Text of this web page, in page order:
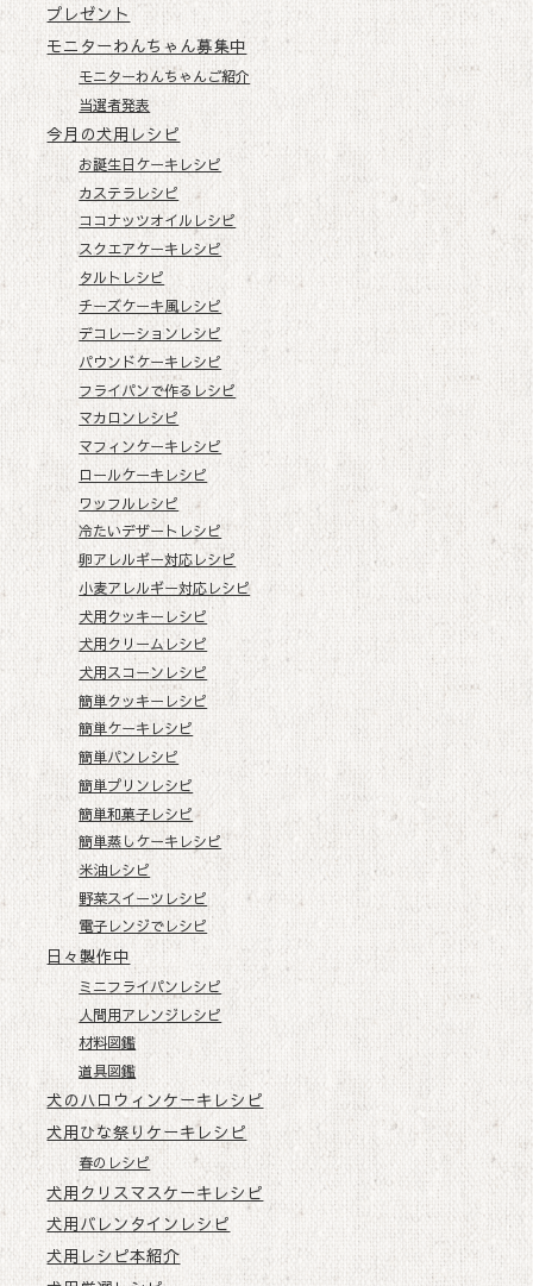
プレゼント
モニターわんちゃん募集中
モニターわんちゃんご紹介
当選者発表
今月の犬用レシピ
お誕生日ケーキレシピ
カステラレシピ
ココナッツオイルレシピ
スクエアケーキレシピ
タルトレシピ
チーズケーキ風レシピ
デコレーションレシピ
パウンドケーキレシピ
フライパンで作るレシピ
マカロンレシピ
マフィンケーキレシピ
ロールケーキレシピ
ワッフルレシピ
冷たいデザートレシピ
卵アレルギー対応レシピ
小麦アレルギー対応レシピ
犬用クッキーレシピ
犬用クリームレシピ
犬用スコーンレシピ
簡単クッキーレシピ
簡単ケーキレシピ
簡単パンレシピ
簡単プリンレシピ
簡単和菓子レシピ
簡単蒸しケーキレシピ
米油レシピ
野菜スイーツレシピ
電子レンジでレシピ
日々製作中
ミニフライパンレシピ
人間用アレンジレシピ
材料図鑑
道具図鑑
犬のハロウィンケーキレシピ
犬用ひな祭りケーキレシピ
春のレシピ
犬用クリスマスケーキレシピ
犬用バレンタインレシピ
犬用レシピ本紹介